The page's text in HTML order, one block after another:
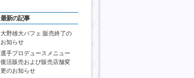
最新の記事
大野雄大パフェ 販売終了の
お知らせ
選手プロデュースメニュー
復活販売および販売店舗変
更のお知らせ